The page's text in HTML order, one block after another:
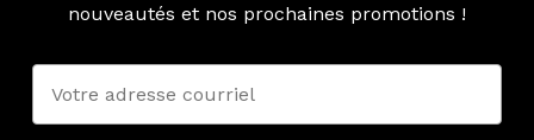
nouveautés et nos prochaines promotions !